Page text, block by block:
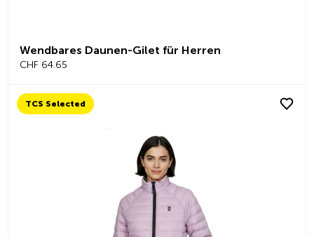
Wendbares Daunen-Gilet für Herren
CHF 64.65
TCS Selected